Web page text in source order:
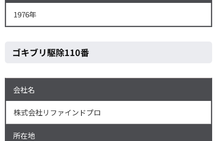
1976年
ゴキブリ駆除110番
会社名
株式会社リファインドプロ
所在地